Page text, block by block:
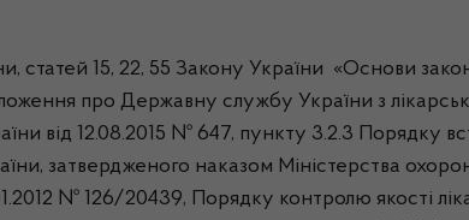
статей 15, 22, 55 Закону України «Основи
про Державну службу України з
від 12.08.2015 № 647, пункту 3.2.3 Порядку
затвердженого наказом Міністерства
№ 126/20439, Порядку контролю якості